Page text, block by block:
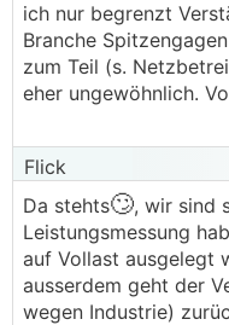
ich nur begrenzt
Branche
zum Teil (s.
eher ungewöhnlich.
Flick
Da stehts🙄, wir sind
Leistungsmessung
auf Vollast ausgelegt
ausserdem geht der
wegen Industrie)